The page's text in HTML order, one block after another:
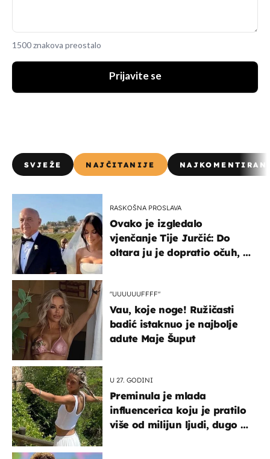
1500 znakova preostalo
Prijavite se
SVJEŽE NAJČITANIJE
RASKOŠNA PROSLAVA
Ovako je izgledalo
vjenčanje Tije Jurčić: Do
oltara ju je dopratio očuh, a
"UUUUUUFFFF"
Vau, koje noge! Ružičasti
badić istaknuo je najbolje
adute Maje Šuput
U 27. GODINI
Preminula je mlada
influencerica koju je pratilo
više od milijun ljudi, dugo se